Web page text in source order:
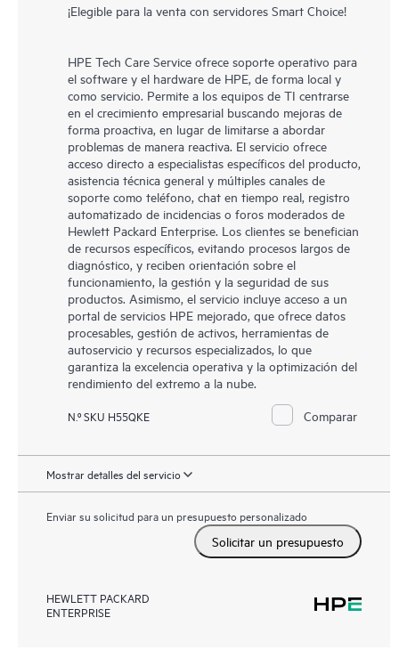
¡Elegible para la venta con servidores Smart Choice!
HPE Tech Care Service ofrece soporte operativo para
el software y el hardware de HPE, de forma local y
como servicio. Permite a los equipos de TI centrarse
en el crecimiento empresarial buscando mejoras de
forma proactiva, en lugar de limitarse a abordar
problemas de manera reactiva. El servicio ofrece
acceso directo a especialistas específicos del producto,
asistencia técnica general y múltiples canales de
soporte como teléfono, chat en tiempo real, registro
automatizado de incidencias o foros moderados de
Hewlett Packard Enterprise. Los clientes se benefician
de recursos específicos, evitando procesos largos de
diagnóstico, y reciben orientación sobre el
funcionamiento, la gestión y la seguridad de sus
productos. Asimismo, el servicio incluye acceso a un
portal de servicios HPE mejorado, que ofrece datos
procesables, gestión de activos, herramientas de
autoservicio y recursos especializados, lo que
garantiza la excelencia operativa y la optimización del
rendimiento del extremo a la nube.
N.º SKU H55QKE Comparar
Mostrar detalles del servicio
Enviar su solicitud para un presupuesto personalizado
Solicitar un presupuesto
HEWLETT PACKARD
ENTERPRISE